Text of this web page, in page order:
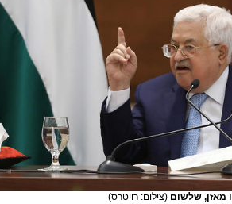
מאזן, שלשום (צילום: רויטרס)